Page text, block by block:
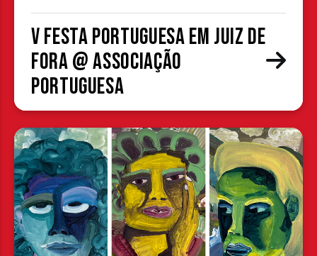
V Festa Portuguesa em Juiz de
Fora @ Associação
Portuguesa